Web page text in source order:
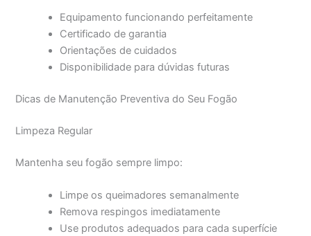
Equipamento funcionando perfeitamente
Certificado de garantia
Orientações de cuidados
Disponibilidade para dúvidas futuras
Dicas de Manutenção Preventiva do Seu Fogão
Limpeza Regular
Mantenha seu fogão sempre limpo:
Limpe os queimadores semanalmente
Remova respingos imediatamente
Use produtos adequados para cada superfície